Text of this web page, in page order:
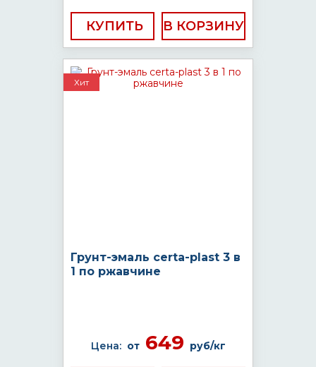
КУПИТЬ
Хит
Грунт-эмаль certa-plast 3 в
1 по ржавчине
Цена: от649 руб/кг